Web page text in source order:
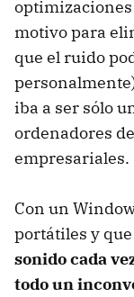
motivo para
que el ruido
iba a ser sólo
ordenadores
empresariales.
Con un
portátiles y
sonido cada
todo un